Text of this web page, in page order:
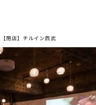
【閉店】チルイン西武
新宿店（チルインセイ
ブシンジュクテン）